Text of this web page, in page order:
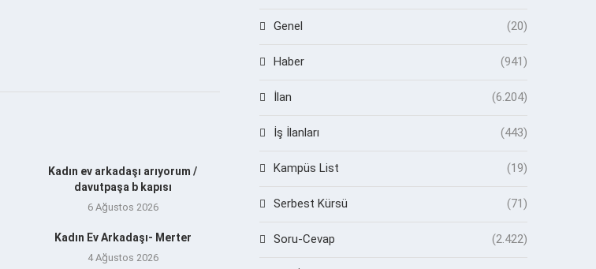
Kadın ev arkadaşı arıyorum /
davutpaşa b kapısı
6 Ağustos 2026
Kadın Ev Arkadaşı- Merter
4 Ağustos 2026
Genel (20)
Haber (941)
İlan (6.204)
İş İlanları (443)
Kampüs List (19)
Serbest Kürsü (71)
Soru-Cevap (2.422)